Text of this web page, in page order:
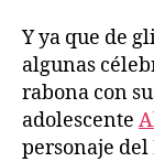
Y ya que de
algunas
rabona con
adolescente
personaje